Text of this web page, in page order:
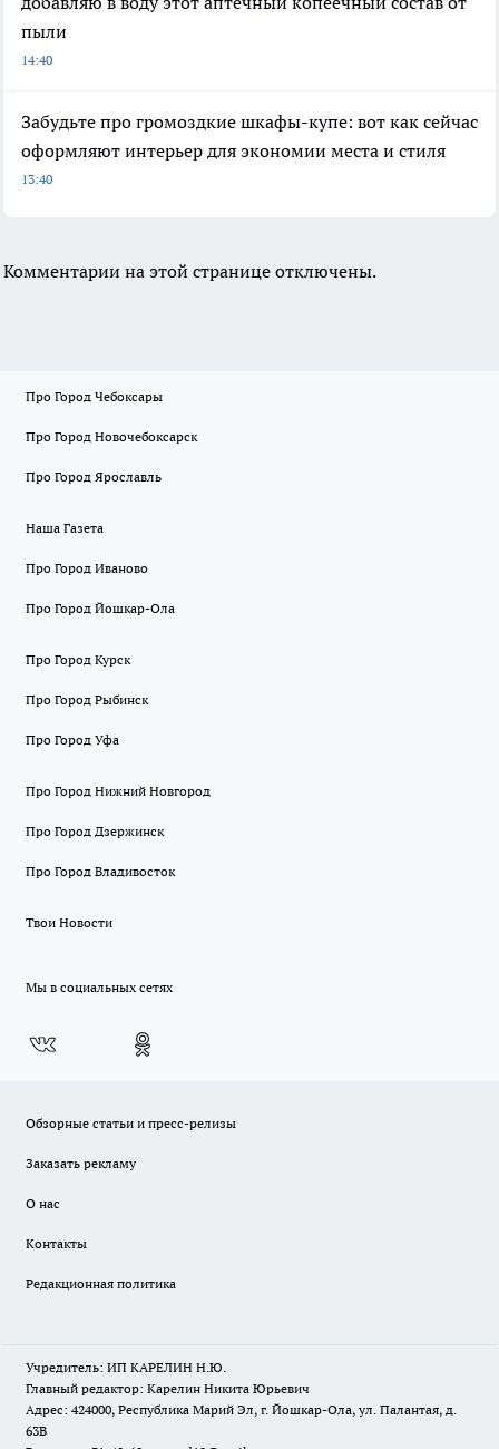
пыли
14:40
Забудьте про громоздкие шкафы-купе: вот как сейчас
оформляют интерьер для экономии места и стиля
13:40
Комментарии на этой странице отключены.
Про Город Чебоксары
Про Город Новочебоксарск
Про Город Ярославль
Наша Газета
Про Город Иваново
Про Город Йошкар-Ола
Про Город Курск
Про Город Рыбинск
Про Город Уфа
Про Город Нижний Новгород
Про Город Дзержинск
Про Город Владивосток
Твои Новости
Мы в социальных сетях
Обзорные статьи и пресс-релизы
Заказать рекламу
О нас
Контакты
Редакционная политика
Учредитель: ИП КАРЕЛИН Н.Ю.
Главный редактор: Карелин Никита Юрьевич
Адрес: 424000, Республика Марий Эл, г. Йошкар-Ола, ул. Палантая, д.
63В